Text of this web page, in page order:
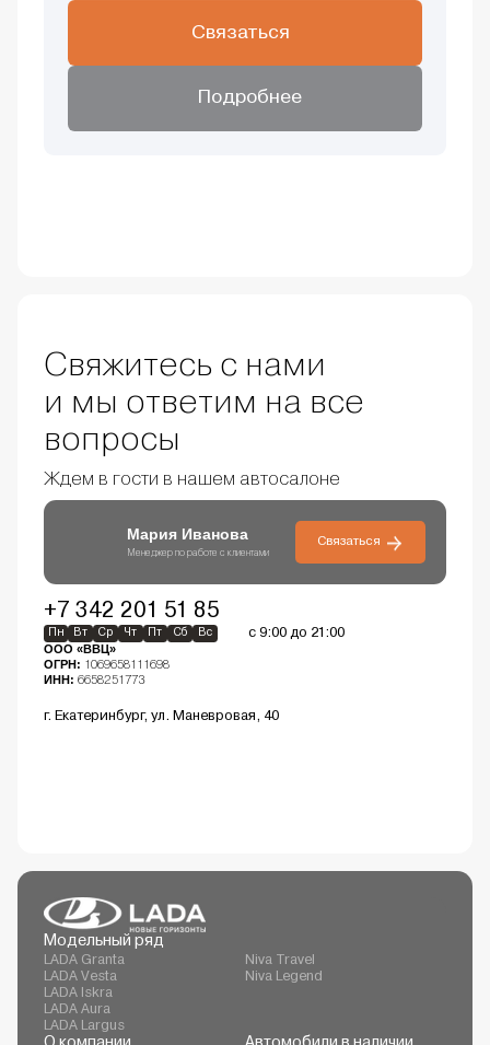
Связаться
Подробнее
Свяжитесь с нами
и мы ответим на все
вопросы
Ждем в гости в нашем автосалоне
Мария Иванова
Менеджер по работе с клиентами
Связаться
+7 342 201 51 85
Пн Вт Ср Чт Пт Сб Вс с 9:00 до 21:00
ООО «ВВЦ»
ОГРН: 1069658111698
ИНН: 6658251773
г. Екатеринбург, ул. Маневровая, 40
Модельный ряд
LADA Granta
LADA Vesta
LADA Iskra
LADA Aura
LADA Largus
Niva Travel
Niva Legend